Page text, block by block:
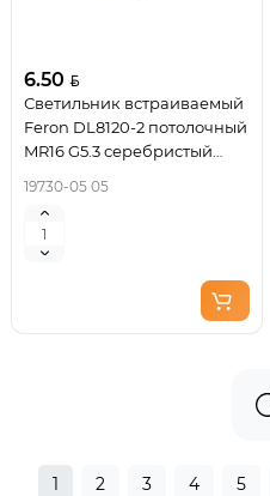
6.50
Светильник встраиваемый
Feron DL8120-2 потолочный
MR16 G5.3 серебристый
19730-05 05
1 2 3 4 5